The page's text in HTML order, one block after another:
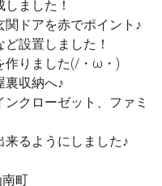
ました！
ドアを赤でポイント♪
設置しました！
作りました(/・ω・)
裏収納へ♪
クローゼット、ファミ
るようにしました♪